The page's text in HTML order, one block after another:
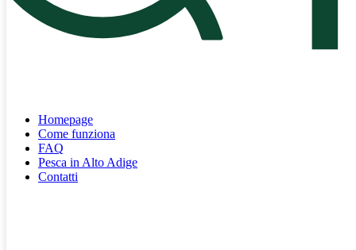
Homepage
Come funziona
FAQ
Pesca in Alto Adige
Contatti